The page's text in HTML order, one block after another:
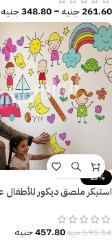
261.60جنيه–
348.80جنيه
-23%
استيكر ملصق ديكور للأطفال
595.14جنيه457.80جنيه